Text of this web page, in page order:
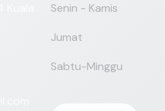
Senin - Kamis
Jumat
Sabtu-Minggu